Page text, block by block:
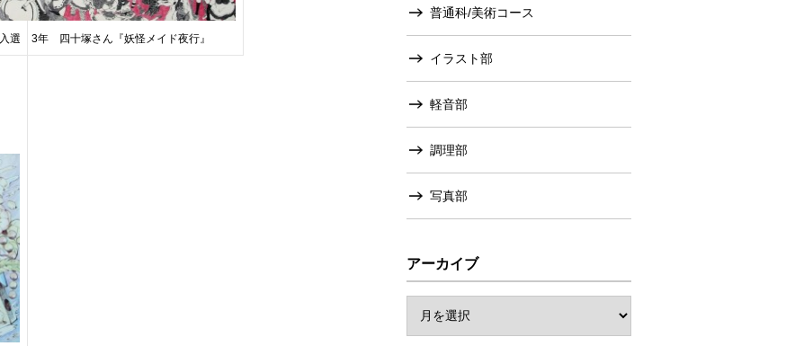
入選 3年 四十塚さん『妖怪メイド夜行』
普通科/美術コース
イラスト部
軽音部
調理部
写真部
アーカイブ